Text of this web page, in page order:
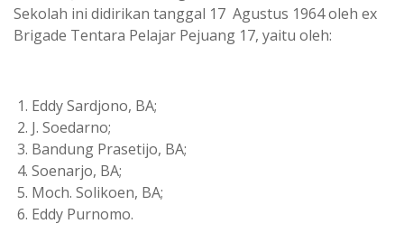
Sekolah ini didirikan tanggal 17 Agustus 1964 oleh ex
Brigade Tentara Pelajar Pejuang 17, yaitu oleh:
Eddy Sardjono, BA;
J. Soedarno;
Bandung Prasetijo, BA;
Soenarjo, BA;
Moch. Solikoen, BA;
Eddy Purnomo.